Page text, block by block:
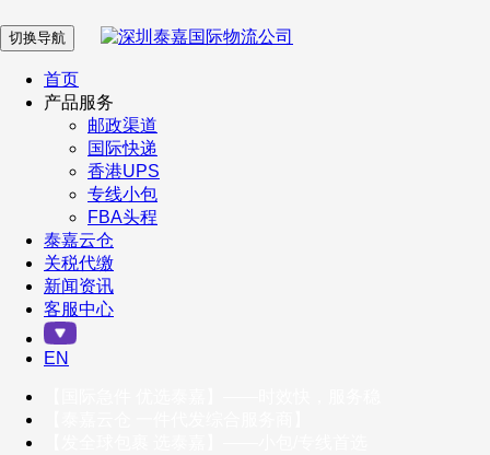
在 线 客 服
企业微信
订阅号
客户服务热线
400-098-5699
联系我们
切换导航
首页
产品服务
邮政渠道
国际快递
香港UPS
专线小包
FBA头程
泰嘉云仓
关税代缴
新闻资讯
客服中心
EN